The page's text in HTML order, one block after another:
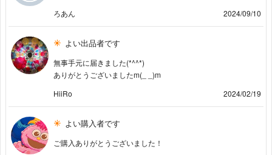
ろあん
2024/09/10
よい出品者です
無事手元に届きました(*^^*)
ありがとうございましたm(_ _)m
HiiRo
2024/02/19
よい購入者です
ご購入ありがとうございました！